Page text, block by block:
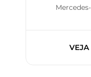
VEJA